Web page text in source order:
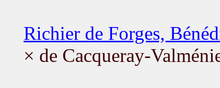
Richier de Forges,
× de Cacqueray-